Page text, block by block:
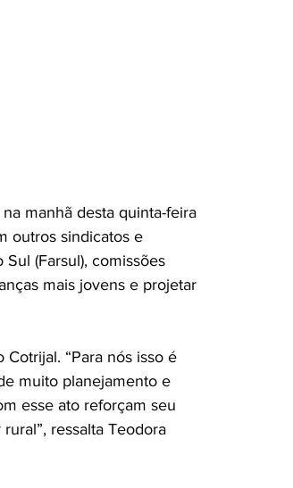
manhã desta quinta-feira
outros sindicatos e
(Farsul), comissões
mais jovens e projetar
“Para nós isso é
muito planejamento e
esse ato reforçam seu
ressalta Teodora